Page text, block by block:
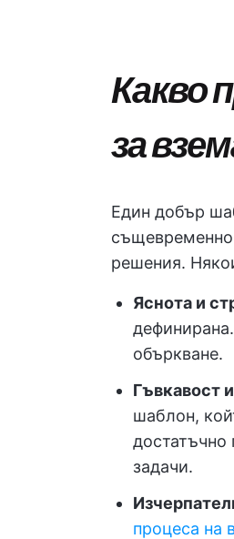
Какво
за
Един добър
същевременно
решения.
Яснота и
объркване.
Гъвкавост
шаблон,
достатъчно
задачи.
процеса на